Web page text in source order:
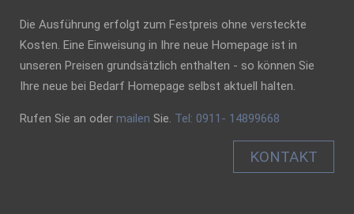
Die Ausführung erfolgt zum Festpreis ohne versteckte
Kosten. Eine Einweisung in Ihre neue Homepage ist in
unseren Preisen grundsätzlich enthalten - so können Sie
Ihre neue bei Bedarf Homepage selbst aktuell halten.
Rufen Sie an oder mailen Sie. Tel: 0911- 14899668
KONTAKT